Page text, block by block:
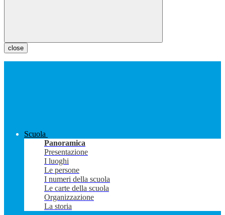
close
Scuola
Panoramica
Presentazione
I luoghi
Le persone
I numeri della scuola
Le carte della scuola
Organizzazione
La storia